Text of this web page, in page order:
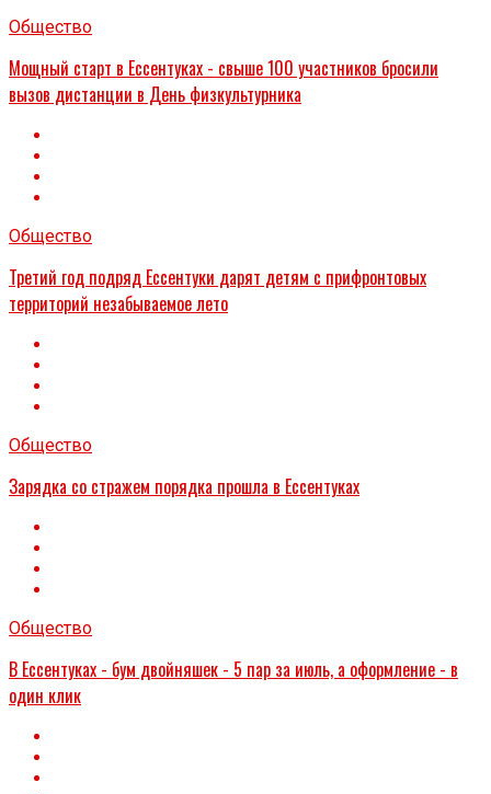
Общество
Мощный старт в Ессентуках - свыше 100 участников бросили
вызов дистанции в День физкультурника
Общество
Третий год подряд Ессентуки дарят детям с прифронтовых
территорий незабываемое лето
Общество
Зарядка со стражем порядка прошла в Ессентуках
Общество
В Ессентуках - бум двойняшек - 5 пар за июль, а оформление - в
один клик